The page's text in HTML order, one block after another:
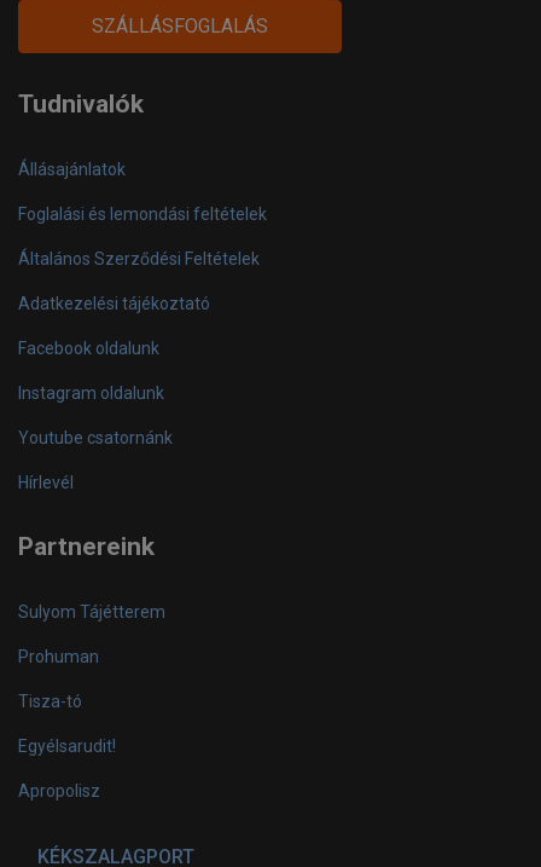
facebook-
official
instagramyoutube-
play
SZÁLLÁSFOGLALÁS
Tudnivalók
Állásajánlatok
Foglalási és lemondási feltételek
Általános Szerződési Feltételek
Adatkezelési tájékoztató
Facebook oldalunk
Instagram oldalunk
Youtube csatornánk
Hírlevél
Partnereink
Sulyom Tájétterem
Prohuman
Tisza-tó
Egyélsarudit!
Apropolisz
KÉKSZALAGPORT